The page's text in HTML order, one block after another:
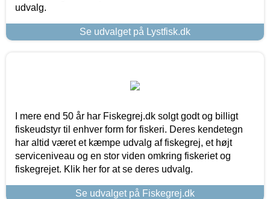
udvalg.
Se udvalget på Lystfisk.dk
I mere end 50 år har Fiskegrej.dk solgt godt og billigt
fiskeudstyr til enhver form for fiskeri. Deres kendetegn
har altid været et kæmpe udvalg af fiskegrej, et højt
serviceniveau og en stor viden omkring fiskeriet og
fiskegrejet. Klik her for at se deres udvalg.
Se udvalget på Fiskegrej.dk